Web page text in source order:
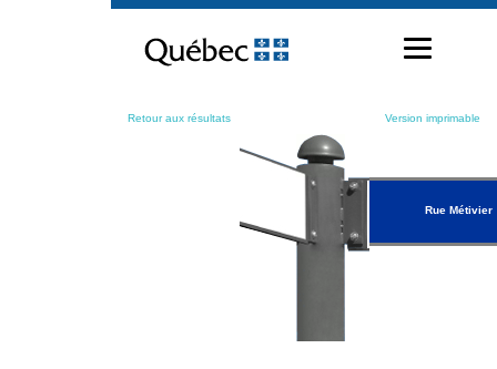
contenu
Retour aux résultats Version imprimable
Rue Métivier